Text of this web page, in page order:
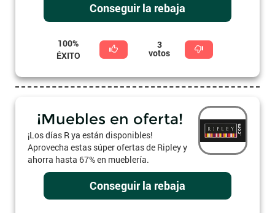
Conseguir la rebaja
100%
ÉXITO
3
votos
¡Muebles en oferta!
¡Los días R ya están disponibles!
Aprovecha estas súper ofertas de Ripley y
ahorra hasta 67% en mueblería.
Conseguir la rebaja